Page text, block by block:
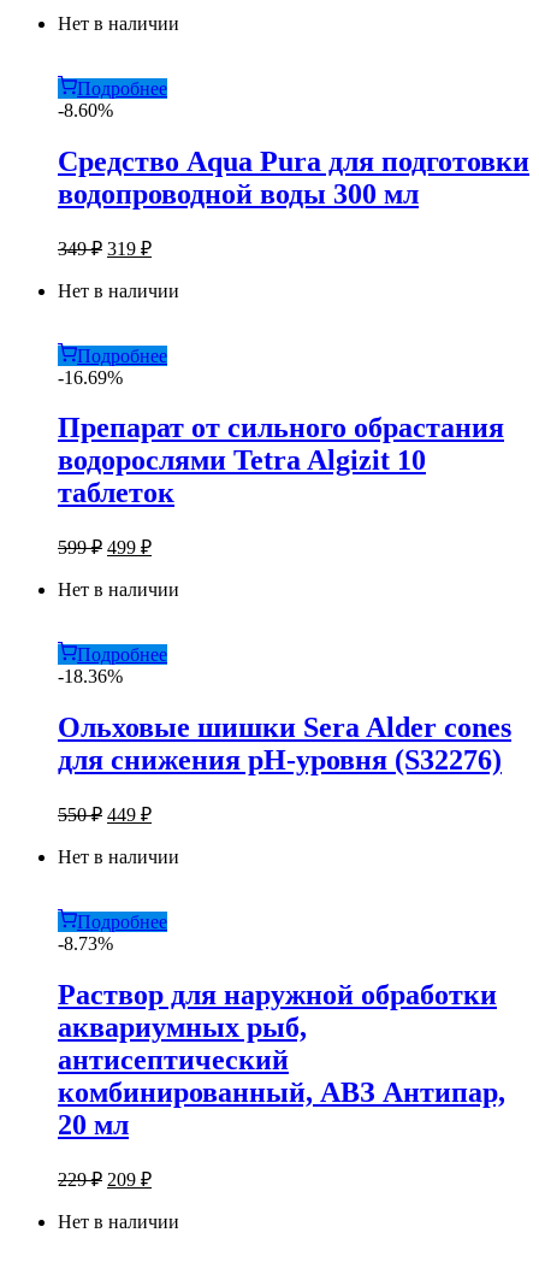
составляла
199 ₽.
Нет в наличии
Подробнее
-8.60%
Средство Aqua Pura для подготовки
водопроводной воды 300 мл
349₽ Первоначальная
составляла
319 ₽Текущая
319 ₽.
Нет в наличии
Подробнее
-16.69%
Препарат от сильного обрастания
водорослями Tetra Algizit 10
таблеток
599₽ Первоначальная
составляла
499 ₽Текущая
499 ₽.
Нет в наличии
Подробнее
-18.36%
Ольховые шишки Sera Alder cones
для снижения pH-уровня (S32276)
550₽ Первоначальная
составляла
449 ₽Текущая
449 ₽.
Нет в наличии
Подробнее
-8.73%
Раствор для наружной обработки
аквариумных рыб,
антисептический
комбинированный, АВЗ Антипар,
20 мл
229₽ Первоначальная
составляла
209 ₽Текущая
209 ₽.
Нет в наличии